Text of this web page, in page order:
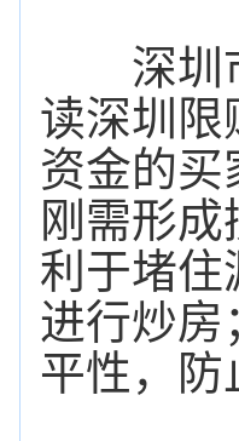
深圳市
读深圳限
资金的买
刚需形
利于堵住
进行炒房
平性，防